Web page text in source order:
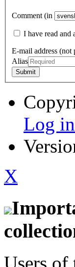
Comment (in
I have read and
E-mail address (not
Alias
Log
X